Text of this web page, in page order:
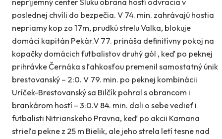
nepríjemný center Sluku obrana hostí odvracia v
poslednej chvíli do bezpečia. V 74. min. zahrávajú hostia
nepriamy kop zo 17m, prudkú strelu Valka, blokuje
domáci kapitán Pekár.V 77. prináša definitívny pokoj na
kopačky domácich futbalistov druhý gól , keď po peknej
prihrávke Černáka s ľahkosťou premenil samostatný únik
brestovanský – 2:0. V 79. min. po peknej kombinácii
Uríček-Brestovanský sa Bilčík pohral s obrancom i
brankárom hostí – 3:0.V 84. min. dali o sebe vedieť i
futbalisti Nitrianskeho Pravna, keď po akcii Kamana
strieľa pekne z 25 m Bielik, ale jeho strela letí tesne nad